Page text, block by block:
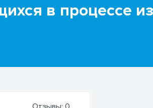
в процессе